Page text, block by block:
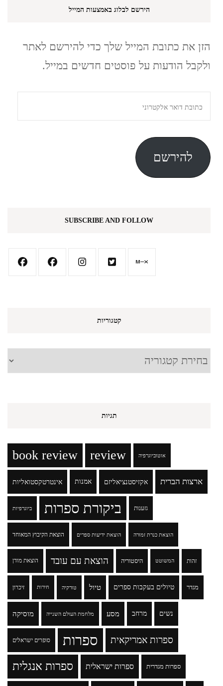
הירשם לבלוג באמצעות המייל
הזן את כתובת המייל שלך כדי להירשם לאתר
ולקבל הודעות על פוסטים חדשים במייל.
דואר
אלקטרוני
להירשם
SUBSCRIBE AND FOLLOW
קטגוריות
קטגוריות
תגיות
book review review אוטוביוגרפיה
אינטרטקסטואליות אמנות אקזיסטנציאליזם ארצות הברית
ביוגרפיות ביקורת ספרות גזענות
הוצאת הקיבוץ המאוחד הוצאת ידיעות ספרים הוצאת כנרת זמורה
הוצאת מודן הוצאת עם עובד היסטוריה המשוטט זהות
זיכרון חירות טורקיה טיול טיולים בעקבות ספרים מגדר
מוסיקה מלחמת העולם השנייה מסע מרחב נשים
סופרים ישראלים ספרות ספרות אמריקאית
ספרות אנגלית ספרות ישראלית ספרות מגדרית